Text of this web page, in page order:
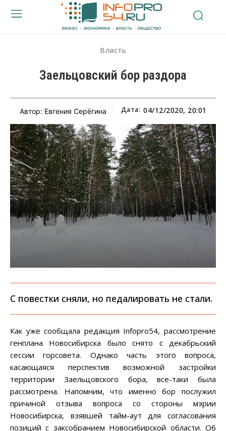
Власть
Заельцовский бор раздора
Автор: Евгения Серёгина Дата: 04/12/2020, 20:01
С повестки сняли, но педалировать не стали.
Как уже сообщала редакция Infopro54, рассмотрение
генплана Новосибирска было снято с декабрьский
сессии горсовета. Однако часть этого вопроса,
касающаяся перспектив возможной застройки
территории Заельцовского бора, все-таки была
рассмотрена. Напомним, что именно бор послужил
причиной отзыва вопроса со стороны мэрии
Новосибирска, взявшей тайм-аут для согласования
позиций с заксобранием Новосибирской области. Об